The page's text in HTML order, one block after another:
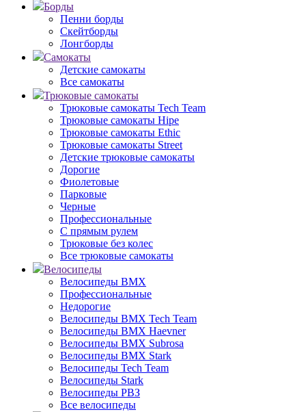
Борды
Пенни борды
Скейтборды
Лонгборды
Самокаты
Детские самокаты
Все самокаты
Трюковые самокаты
Трюковые самокаты Tech Team
Трюковые самокаты Hipe
Трюковые самокаты Ethic
Трюковые самокаты Street
Детские трюковые самокаты
Дорогие
Фиолетовые
Парковые
Черные
Профессиональные
С прямым рулем
Трюковые без колес
Все трюковые самокаты
Велосипеды
Велосипеды BMX
Профессиональные
Недорогие
Велосипеды BMX Tech Team
Велосипеды BMX Haevner
Велосипеды BMX Subrosa
Велосипеды BMX Stark
Велосипеды Tech Team
Велосипеды Stark
Велосипеды РВЗ
Все велосипеды